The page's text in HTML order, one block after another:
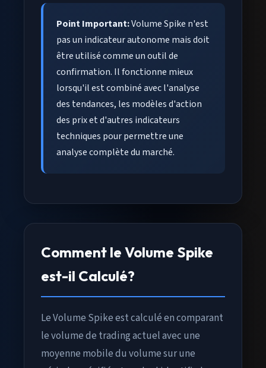
Point Important:Volume Spike n'est
pas un indicateur autonome mais doit
être utilisé comme un outil de
confirmation. Il fonctionne mieux
lorsqu'il est combiné avec l'analyse
des tendances, les modèles d'action
des prix et d'autres indicateurs
techniques pour permettre une
analyse complète du marché.
Comment le Volume Spike
est-il Calculé?
Le Volume Spike est calculé en comparant
le volume de trading actuel avec une
moyenne mobile du volume sur une